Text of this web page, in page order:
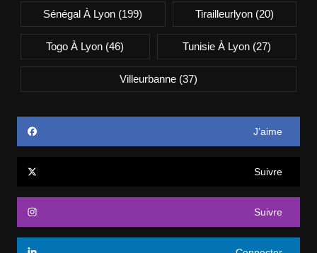
Sénégal À Lyon (199) Tirailleurlyon(20)
Togo À Lyon (46) Tunisie À Lyon(27)
Villeurbanne(37)
J’aime
Suivre
Suivre